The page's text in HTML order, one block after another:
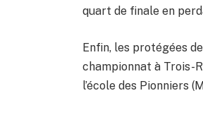
quart de finale en
Enfin, les protégées
championnat à Trois-
l’école des Pionniers